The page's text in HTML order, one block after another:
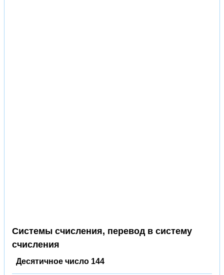
Системы счисления, перевод в систему
счисления
Десятичное число 144